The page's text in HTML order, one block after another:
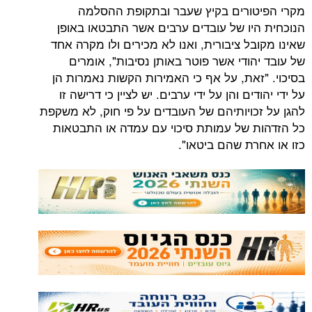
בקיץ שעבר ובתקופת ההסלמה
של עובדים ערבים אשר התבטאו באופן
ציבורית, ואנו לא מכירים ולו מקרה אחד
אשר פוטר באותן נסיבות", אומרים
על אף כי האמירות הקשות נאמרות הן
והן על ידי ערבים. יש לציין כי דרישה זו
של העובדים על פי חוק, לא משקפת
של עמותת סיכוי עם עמדה או התבטאות
שהם ביטאו".